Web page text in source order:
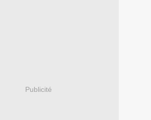
Publicité